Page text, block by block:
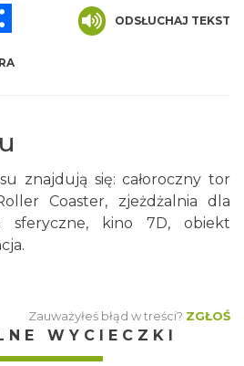
ODSŁUCHAJ TEKST
znajdują się: całoroczny tor
Coaster, zjeżdżalnia dla
sferyczne, kino 7D, obiekt
Zauważyłeś błąd w treści? ZGŁOŚ
WYCIECZKI